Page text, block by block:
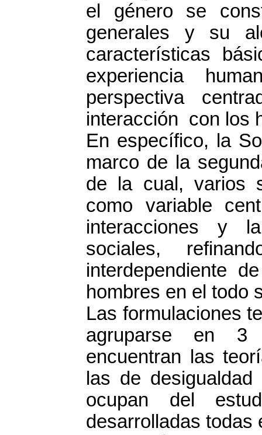
el género se
generales y su
características
experiencia
perspectiva
interacción con los
En específico, la
marco de la
de la cual, varios
como variable
interacciones y
sociales,
interdependiente
hombres en el todo
Las formulaciones
agruparse en 3
encuentran las
las de
ocupan del
desarrolladas